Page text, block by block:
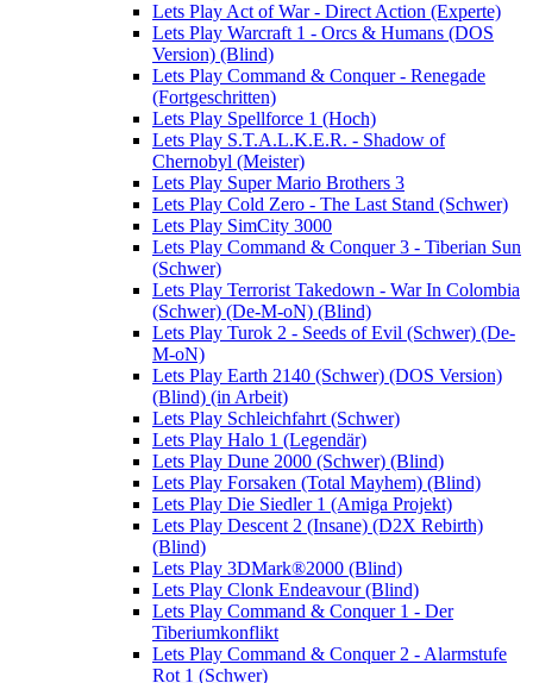
Lets Play Act of War - Direct Action (Experte)
Lets Play Warcraft 1 - Orcs & Humans (DOS
Version) (Blind)
Lets Play Command & Conquer - Renegade
(Fortgeschritten)
Lets Play Spellforce 1 (Hoch)
Lets Play S.T.A.L.K.E.R. - Shadow of
Chernobyl (Meister)
Lets Play Super Mario Brothers 3
Lets Play Cold Zero - The Last Stand (Schwer)
Lets Play SimCity 3000
Lets Play Command & Conquer 3 - Tiberian Sun
(Schwer)
Lets Play Terrorist Takedown - War In Colombia
(Schwer) (De-M-oN) (Blind)
Lets Play Turok 2 - Seeds of Evil (Schwer) (De-
M-oN)
Lets Play Earth 2140 (Schwer) (DOS Version)
(Blind) (in Arbeit)
Lets Play Schleichfahrt (Schwer)
Lets Play Halo 1 (Legendär)
Lets Play Dune 2000 (Schwer) (Blind)
Lets Play Forsaken (Total Mayhem) (Blind)
Lets Play Die Siedler 1 (Amiga Projekt)
Lets Play Descent 2 (Insane) (D2X Rebirth)
(Blind)
Lets Play 3DMark®2000 (Blind)
Lets Play Clonk Endeavour (Blind)
Lets Play Command & Conquer 1 - Der
Tiberiumkonflikt
Lets Play Command & Conquer 2 - Alarmstufe
Rot 1 (Schwer)